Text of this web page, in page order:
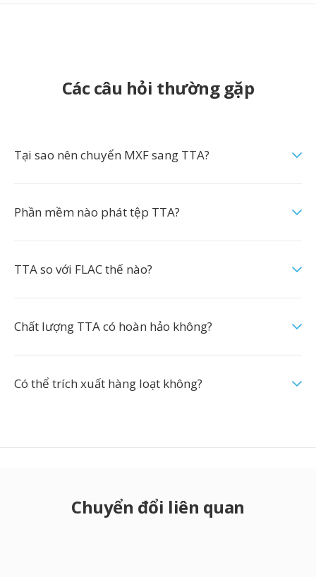
Các câu hỏi thường gặp
Tại sao nên chuyển MXF sang TTA?
Phần mềm nào phát tệp TTA?
TTA so với FLAC thế nào?
Chất lượng TTA có hoàn hảo không?
Có thể trích xuất hàng loạt không?
Chuyển đổi liên quan